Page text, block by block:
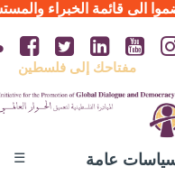
الى قائمة الخبراء
مفتاحك إلى فلسطين
عامة ☰